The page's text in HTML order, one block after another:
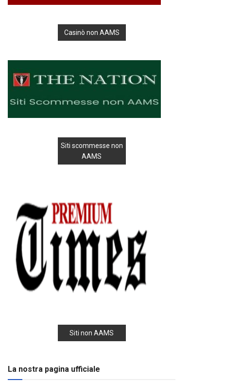
Casinò non AAMS
Siti scommesse non
AAMS
Siti non AAMS
La nostra pagina ufficiale